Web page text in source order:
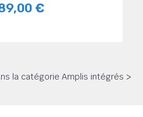
€
la catégorie Amplis intégrés >